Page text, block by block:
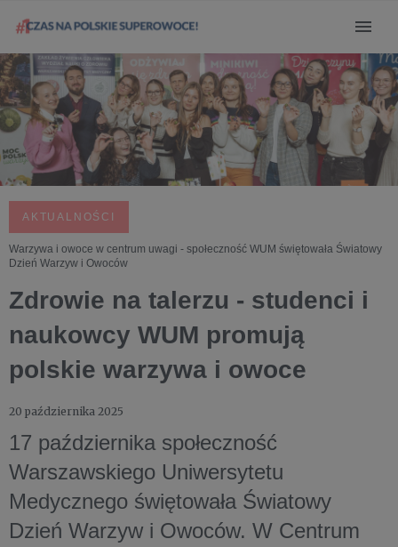
AKTUALNOŚCI
Warzywa i owoce w centrum uwagi - społeczność WUM świętowała Światowy
Dzień Warzyw i Owoców
Zdrowie na talerzu - studenci i
naukowcy WUM promują
polskie warzywa i owoce
20 października 2025
17 października społeczność
Warszawskiego Uniwersytetu
Medycznego świętowała Światowy
Dzień Warzyw i Owoców. W Centrum